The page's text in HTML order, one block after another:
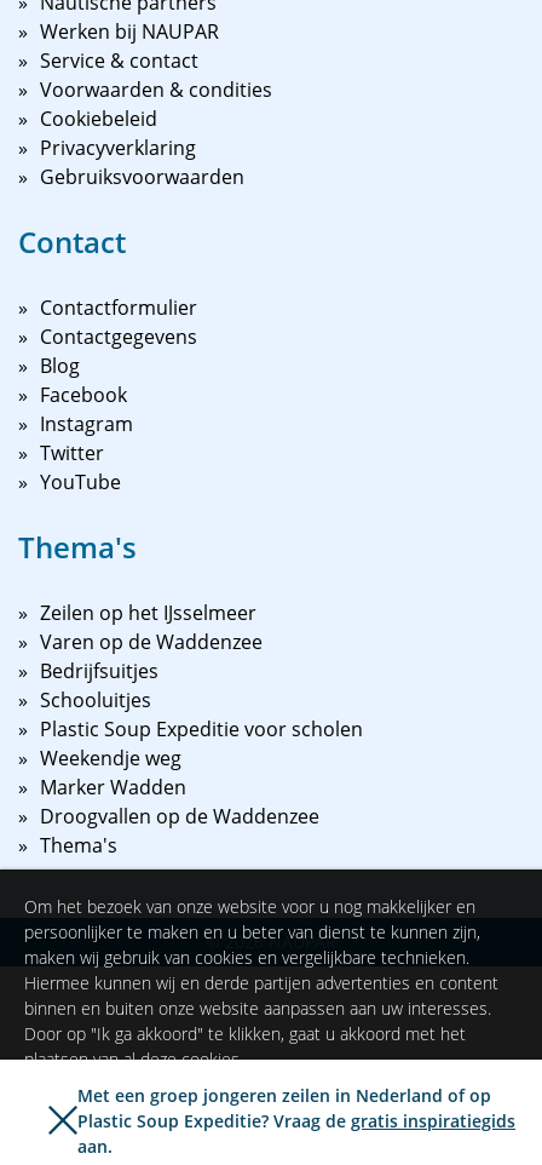
Werken bij NAUPAR
Service & contact
Voorwaarden & condities
Cookiebeleid
Privacyverklaring
Gebruiksvoorwaarden
Contact
Contactformulier
Contactgegevens
Blog
Facebook
Instagram
Twitter
YouTube
Thema's
Zeilen op het IJsselmeer
Varen op de Waddenzee
Bedrijfsuitjes
Schooluitjes
Plastic Soup Expeditie voor scholen
Weekendje weg
Marker Wadden
Droogvallen op de Waddenzee
Thema's
© 2026NAUPAR
Met een groep jongeren zeilen in Nederland of op
Plastic Soup Expeditie? Vraag de gratis inspiratiegids
aan.
Om het bezoek van onze website voor u nog makkelijker en
persoonlijker te maken en u beter van dienst te kunnen zijn,
maken wij gebruik van cookies en vergelijkbare technieken.
Hiermee kunnen wij en derde partijen advertenties en content
binnen en buiten onze website aanpassen aan uw interesses.
Door op "Ik ga akkoord" te klikken, gaat u akkoord met het
plaatsen van al deze cookies.
Ik ga akkoord Instellingen